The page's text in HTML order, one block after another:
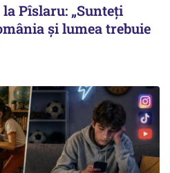
Pîslaru: „Sunteți
și lumea trebuie